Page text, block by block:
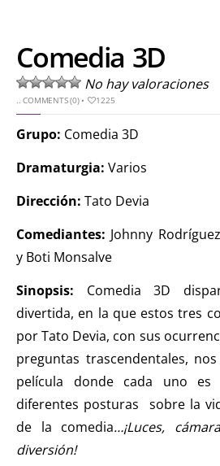
Comedia 3D
No hay valoraciones
..COMMENTS (0)• 1225
Grupo: Comedia 3D
Dramaturgia: Varios
Dirección: Tato Devia
Comediantes: Johnny
y Boti Monsalve
Sinopsis: Comedia 3D
divertida, en la que estos tres
por Tato Devia, con sus
preguntas trascendentales,
película donde cada uno es
diferentes posturas sobre la
de la comedia…¡Luces,
diversión!